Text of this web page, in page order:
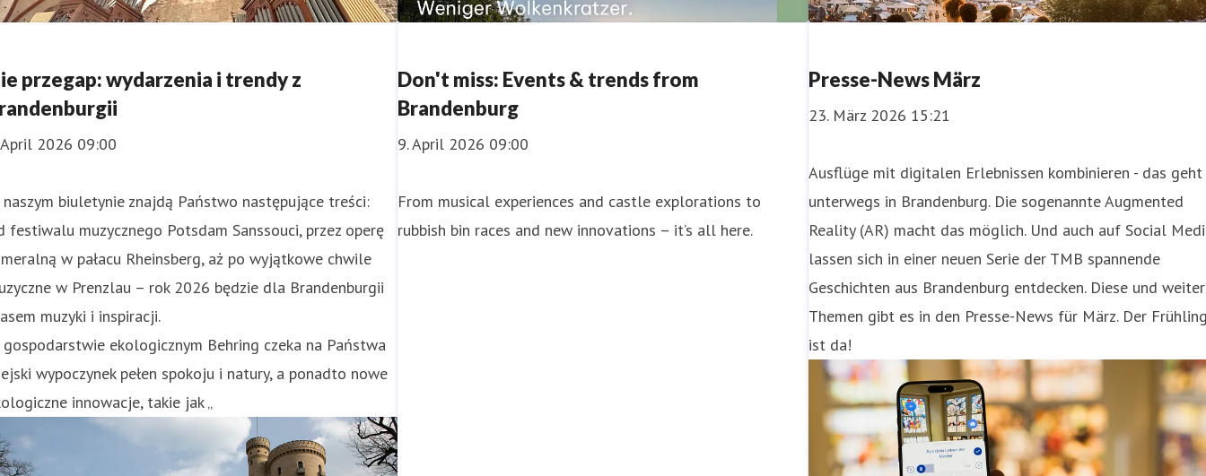
przegap: wydarzenia i trendy z
2026 09:00
naszym biuletynie znajdą Państwo następujące treści:
festiwalu muzycznego Potsdam Sanssouci, przez operę
w pałacu Rheinsberg, aż po wyjątkowe chwile
w Prenzlau – rok 2026 będzie dla Brandenburgii
muzyki i inspiracji.
gospodarstwie ekologicznym Behring czeka na Państwa
wypoczynek pełen spokoju i natury, a ponadto nowe
innowacje, takie jak „
Don't miss: Events & trends from
Brandenburg
9. April 2026 09:00
From musical experiences and castle explorations to
rubbish bin races and new innovations – it’s all here.
Presse-News März
23. März 2026 15:21
Ausflüge mit digitalen Erlebnissen kombinieren - das geht
unterwegs in Brandenburg. Die sogenannte Augmented
Reality (AR) macht das möglich. Und auch auf Social
lassen sich in einer neuen Serie der TMB spannende
Geschichten aus Brandenburg entdecken. Diese und
Themen gibt es in den Presse-News für März. Der
ist da!